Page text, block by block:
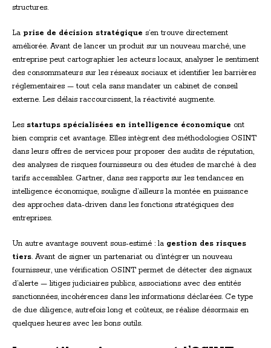
structures.
La prise de décision stratégique s’en trouve directement
améliorée. Avant de lancer un produit sur un nouveau marché, une
entreprise peut cartographier les acteurs locaux, analyser le sentiment
des consommateurs sur les réseaux sociaux et identifier les barrières
réglementaires — tout cela sans mandater un cabinet de conseil
externe. Les délais raccourcissent, la réactivité augmente.
Les startups spécialisées en intelligence économique ont
bien compris cet avantage. Elles intègrent des méthodologies OSINT
dans leurs offres de services pour proposer des audits de réputation,
des analyses de risques fournisseurs ou des études de marché à des
tarifs accessibles. Gartner, dans ses rapports sur les tendances en
intelligence économique, souligne d’ailleurs la montée en puissance
des approches data-driven dans les fonctions stratégiques des
entreprises.
Un autre avantage souvent sous-estimé : la gestion des risques
tiers. Avant de signer un partenariat ou d’intégrer un nouveau
fournisseur, une vérification OSINT permet de détecter des signaux
d’alerte — litiges judiciaires publics, associations avec des entités
sanctionnées, incohérences dans les informations déclarées. Ce type
de due diligence, autrefois long et coûteux, se réalise désormais en
quelques heures avec les bons outils.